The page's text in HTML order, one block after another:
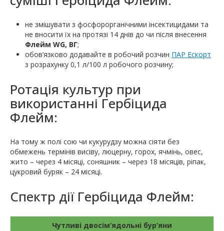
не змішувати з фосфорорганічними інсектицидами та
не вносити їх на протязі 14 днів до чи після внесення
Флейм WG, ВГ;
обов’язково додавайте в робочий розчин ПАР Ескорт
з розрахунку 0,1 л/100 л робочого розчину;
Ротація культур при
використанні Гербіцида
Флейм:
На тому ж полі сою чи кукурудзу можна сіяти без
обмежень термінів висіву, люцерну, горох, ячмінь, овес,
жито – через 4 місяці, соняшник – через 18 місяців, ріпак,
цукровий буряк – 24 місяці.
Спектр дії Гербіцида Флейм:
Чутливі двосім’ядольні бур’яни